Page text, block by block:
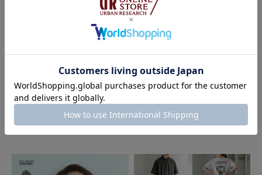
DOORS
FORK&SPOON 2026 AUTUMN LO
OK
2026.07.28
DOORS
First Look Autumn｜DOORS